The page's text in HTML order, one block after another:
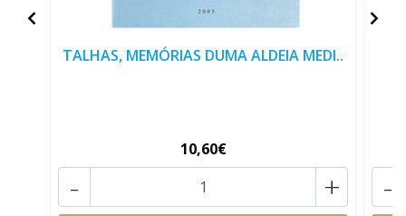
TALHAS, MEMÓRIAS DUMA ALDEIA MEDI..
10,60€
+
- -